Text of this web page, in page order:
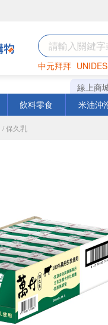
中元拜拜
巧克力 罐頭
線上商
飲料零食 米油沖
/ 保久乳